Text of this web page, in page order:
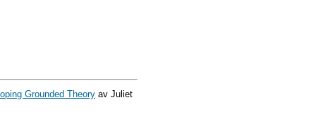
Grounded Theory av Juliet